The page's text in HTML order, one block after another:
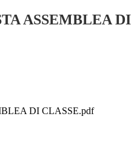
ASSEMBLEA DI
DI CLASSE.pdf